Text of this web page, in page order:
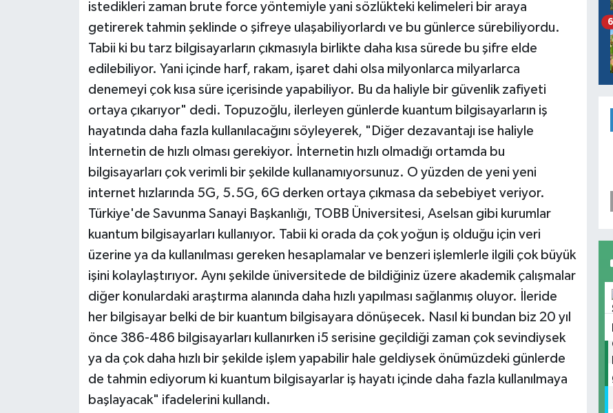
istedikleri zaman brute force yöntemiyle yani sözlükteki kelimeleri bir araya
getirerek tahmin şeklinde o şifreye ulaşabiliyorlardı ve bu günlerce sürebiliyordu.
Tabii ki bu tarz bilgisayarların çıkmasıyla birlikte daha kısa sürede bu şifre elde
edilebiliyor. Yani içinde harf, rakam, işaret dahi olsa milyonlarca milyarlarca
denemeyi çok kısa süre içerisinde yapabiliyor. Bu da haliyle bir güvenlik zafiyeti
ortaya çıkarıyor" dedi. Topuzoğlu, ilerleyen günlerde kuantum bilgisayarların iş
hayatında daha fazla kullanılacağını söyleyerek, "Diğer dezavantajı ise haliyle
İnternetin de hızlı olması gerekiyor. İnternetin hızlı olmadığı ortamda bu
bilgisayarları çok verimli bir şekilde kullanamıyorsunuz. O yüzden de yeni yeni
internet hızlarında 5G, 5.5G, 6G derken ortaya çıkmasa da sebebiyet veriyor.
Türkiye'de Savunma Sanayi Başkanlığı, TOBB Üniversitesi, Aselsan gibi kurumlar
kuantum bilgisayarları kullanıyor. Tabii ki orada da çok yoğun iş olduğu için veri
üzerine ya da kullanılması gereken hesaplamalar ve benzeri işlemlerle ilgili çok büyük
işini kolaylaştırıyor. Aynı şekilde üniversitede de bildiğiniz üzere akademik çalışmalar
diğer konulardaki araştırma alanında daha hızlı yapılması sağlanmış oluyor. İleride
her bilgisayar belki de bir kuantum bilgisayara dönüşecek. Nasıl ki bundan biz 20 yıl
önce 386-486 bilgisayarları kullanırken i5 serisine geçildiği zaman çok sevindiysek
ya da çok daha hızlı bir şekilde işlem yapabilir hale geldiysek önümüzdeki günlerde
de tahmin ediyorum ki kuantum bilgisayarlar iş hayatı içinde daha fazla kullanılmaya
başlayacak" ifadelerini kullandı.
6